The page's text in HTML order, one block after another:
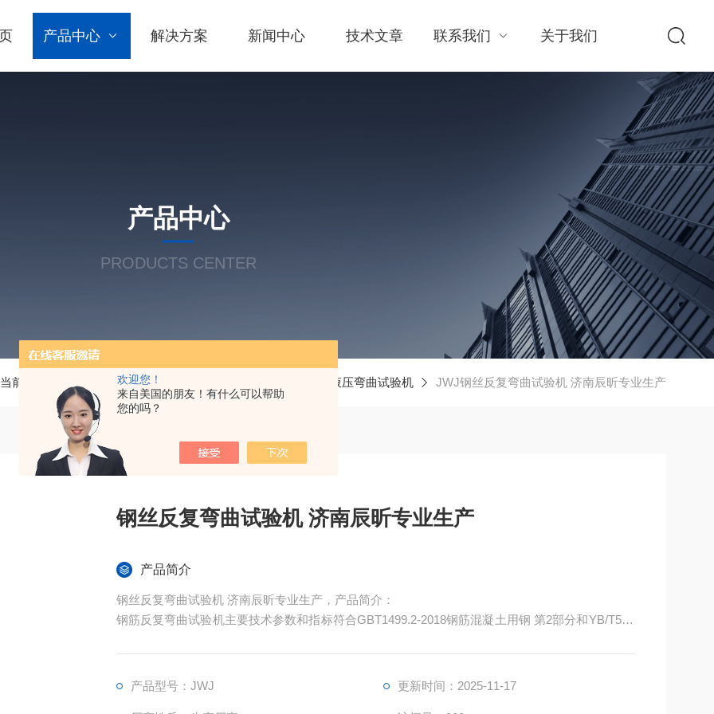
欢迎您！
来自美国的朋友！有什么可以帮助
您的吗？
产品中心 解决方案 新闻中心 技术文章 联系我们 关于我们
产品中心
PRODUCTS CENTER
当前位置： 产品中心 微机控制液压弯曲试验机 JWJ钢丝反复弯曲试验机 济南辰昕专业生产
钢丝反复弯曲试验机 济南辰昕专业生产
产品简介
钢丝反复弯曲试验机 济南辰昕专业生产，产品简介：
钢筋反复弯曲试验机主要技术参数和指标符合GBT1499.2-2018钢筋混凝土用钢 第2部分和YB/T512
产品型号：JWJ
更新时间：2025-11-17